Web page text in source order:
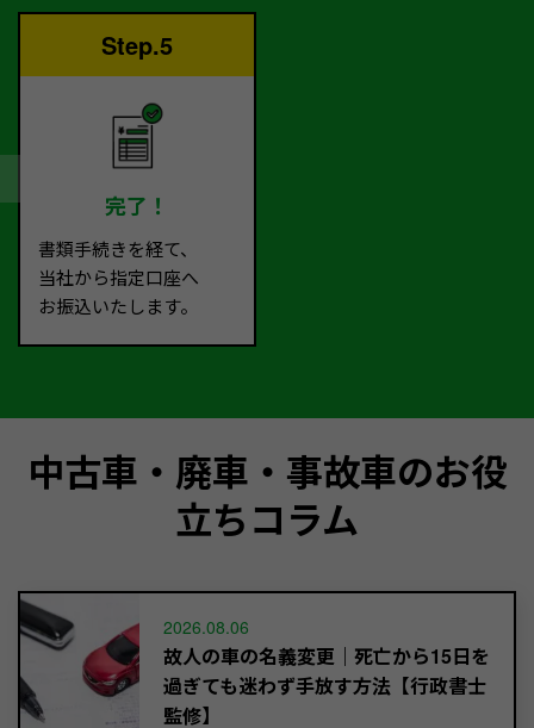
Step.5
完了！
書類手続きを経て、
当社から指定口座へ
お振込いたします。
中古車・廃車・事故車のお役
立ちコラム
2026.08.06
故人の車の名義変更｜死亡から15日を
過ぎても迷わず手放す方法【行政書士
監修】